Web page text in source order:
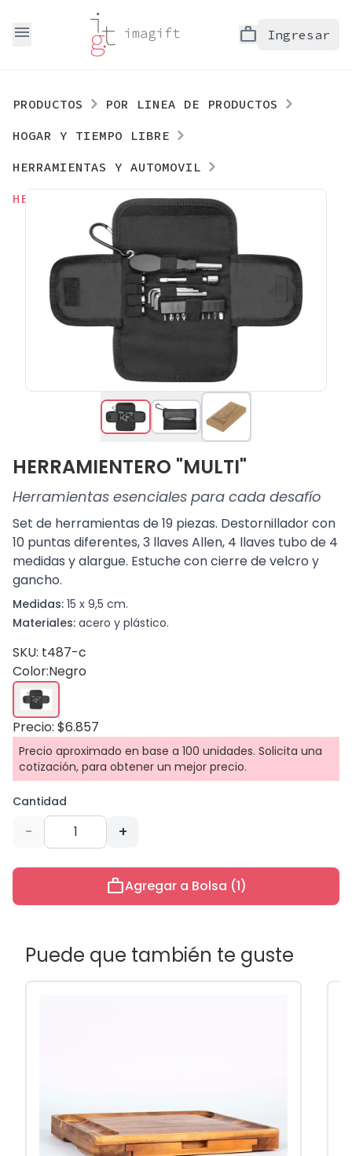
menu work Ingresar
PRODUCTOS
POR LINEA DE PRODUCTOS
HOGAR Y TIEMPO LIBRE
HERRAMIENTAS Y AUTOMOVIL
HERRAMIENTERO "MULTI"
HERRAMIENTERO "MULTI"
Herramientas esenciales para cada desafío
Set de herramientas de 19 piezas. Destornillador con
10 puntas diferentes, 3 llaves Allen, 4 llaves tubo de 4
medidas y alargue. Estuche con cierre de velcro y
gancho.
Medidas: 15 x 9,5 cm.
Materiales: acero y plástico.
SKU: t487-c
Color:Negro
Precio: $6.857
Precio aproximado en base a 100 unidades. Solicita una
cotización, para obtener un mejor precio.
Cantidad
- +
workAgregar a Bolsa (1)
Puede que también te guste